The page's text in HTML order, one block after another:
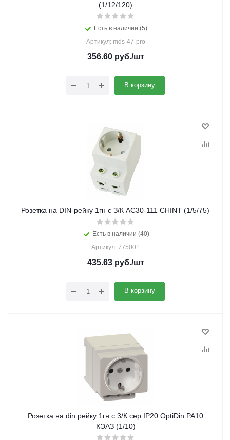
(1/12/120)
Есть в наличии (5)
Артикул: mds-47-pro
356.60руб./шт
В корзину
Розетка на DIN-рейку 1гн с З/К AC30-111 CHINT (1/5/75)
Есть в наличии (40)
Артикул: 775001
435.63руб./шт
В корзину
Розетка на din рейку 1гн с 3/К сер IP20 OptiDin РА10
КЭАЗ (1/10)